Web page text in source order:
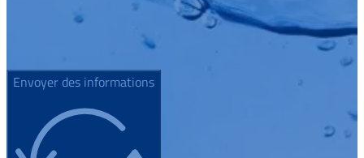
Envoyer des informations